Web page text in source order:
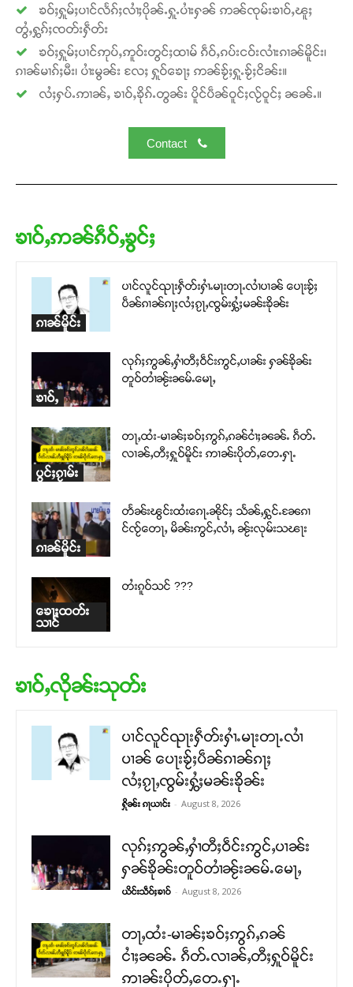
Support SHAN
တႃႇႁႂ်ႈသဵင်ၵၢင်ၸႂ်ၵူၼ်းမိူင်း ၵူႈတီႈၵူႈလႅၼ်ပေႃးတေၸွ
ဝ်ႇၽူႈတွႆႇႁွၵ်ႈ လႆႈယူႇၶႃႈဢေႃႈ။
ၶဝ်ႈႁူမ်ႈပၢင်လႅၵ်ႈလၢႆႈပိုၼ်ႉႁူႉပၢႆးႁၼ် ဢၼ်ၸုမ်းၶၢဝ်ႇၽူႈ
တွႆႇႁွၵ်ႈၸတ်းႁဵတ်း
ၶဝ်ႈႁူမ်ႈပၢင်ဢုပ်ႇဢူဝ်းတွင်ႈထၢမ် ၵဵဝ်ႇၵပ်းငဝ်းလၢႆးၵၢၼ်မိူင်း၊
ၵၢၼ်မၢၵ်ႈမီး၊ ပၢႆးမွၼ်း လႄႈ ႁူဝ်ၶေႃႈ ဢၼ်ၶႂ်ႈႁူႉၶႂ်ႈငိၼ်း။
လႆႈႁပ်ႉဢၢၼ်ႇ ၶၢဝ်ႇၶိုၵ်ႉတွၼ်း ပိူင်ပဵၼ်ဝူင်ႈလႂ်ဝူင်ႈ ၼၼ်ႉ။
Contact
ၶၢဝ်ႇဢၼ်ၵဵဝ်ႇၶွင်ႈ
ၵၢၼ်မိူင်း
ပၢင်လူင်ၺႃးႁဵတ်းႁၢႆႉမႃးတႃႉလၢႆပၢၼ် ​​ပေႃးၶႂ်ႈ
ပဵၼ်ၵၢၼ်ၵႃႈလႆႈၵႂႃႇၸွမ်းႁွႆႈမၼ်းၶိုၼ်း
ၶၢဝ်ႇ
လုၵ်ႈဢွၼ်ႇႁၢႆတီႈဝဵင်းဢွင်ႇပၢၼ်း ႁၼ်ၶိုၼ်း
တူဝ်တၢႆၼႂ်းၼမ်ႉမေႃႇ
ပွင်ႈၵႂၢမ်း
တႃႇထႆး-မၢၼ်ႈၶဝ်ႈဢွၵ်ႇၵၼ်ငၢႆႈၼၼ်ႉ ၵဵတ်ႉ
လၢၼ်ႇတီႈႁူဝ်မိူင်း ဢၢၼ်းပိုတ်ႇတေႉႁႃႉ
ၵၢၼ်မိူင်း
တႅၼ်းၽွင်းထႆးၵေႃႉၼိုင်ႈ သႅၼ်ႇႁွင်ႉၼႄၵၢ
င်ၸႂ်တေႃႇ မိၼ်းဢွင်ႇလၢႆႇ ၼႂ်းလုမ်းသၽႃး
ၶေႃႈထတ်း
သၢင်
တႆးၵူဝ်သင် ???
ၶၢဝ်ႇလိုၼ်းသုတ်း
ပၢင်လူင်ၺႃးႁဵတ်းႁၢႆႉမႃးတႃႉလၢႆ
ပၢၼ် ​​ပေႃးၶႂ်ႈပဵၼ်ၵၢၼ်ၵႃႈ
လႆႈၵႂႃႇၸွမ်းႁွႆႈမၼ်းၶိုၼ်း
ႁိုၼ်း ၵႃယၢင်း - August 8, 2026
လုၵ်ႈဢွၼ်ႇႁၢႆတီႈဝဵင်းဢွင်ႇပၢၼ်း
ႁၼ်ၶိုၼ်းတူဝ်တၢႆၼႂ်းၼမ်ႉမေႃႇ
ယိင်းသဵဝ်ႈၶၢဝ် - August 8, 2026
တႃႇထႆး-မၢၼ်ႈၶဝ်ႈဢွၵ်ႇၵၼ်
ငၢႆႈၼၼ်ႉ ၵဵတ်ႉလၢၼ်ႇတီႈႁူဝ်မိူင်း
ဢၢၼ်းပိုတ်ႇတေႉႁႃႉ